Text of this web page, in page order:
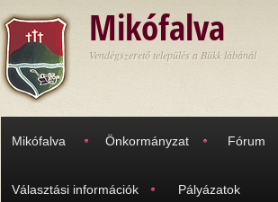
Mikófalva
Vendégszerető település a Bükk lábánál
Mikófalva Önkormányzat Fórum
Választási információk Pályázatok